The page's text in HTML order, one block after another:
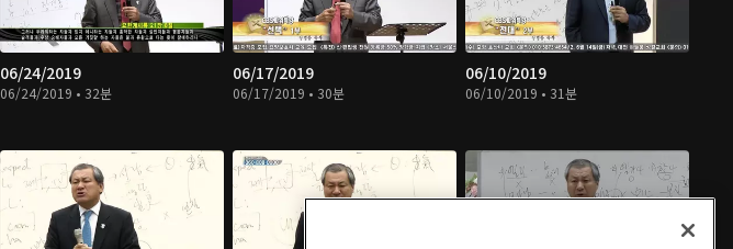
06/24/2019
06/24/2019 • 32분
06/17/2019
06/17/2019 • 30분
06/10/2019
06/10/2019 • 31분